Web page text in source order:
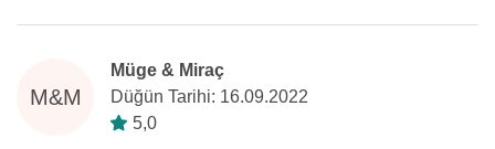
M&M
Müge & Miraç
Düğün Tarihi: 16.09.2022
5,0